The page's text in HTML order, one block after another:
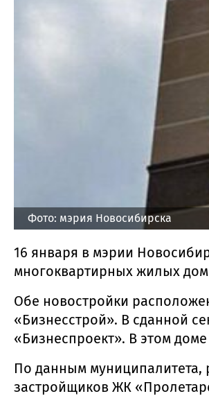
Фото: мэрия Новосибирска
16 января в мэрии
многоквартирных жилых
Обе новостройки
«Бизнесстрой». В сданной
«Бизнеспроект». В этом
По данным муниципалитета,
застройщиков ЖК